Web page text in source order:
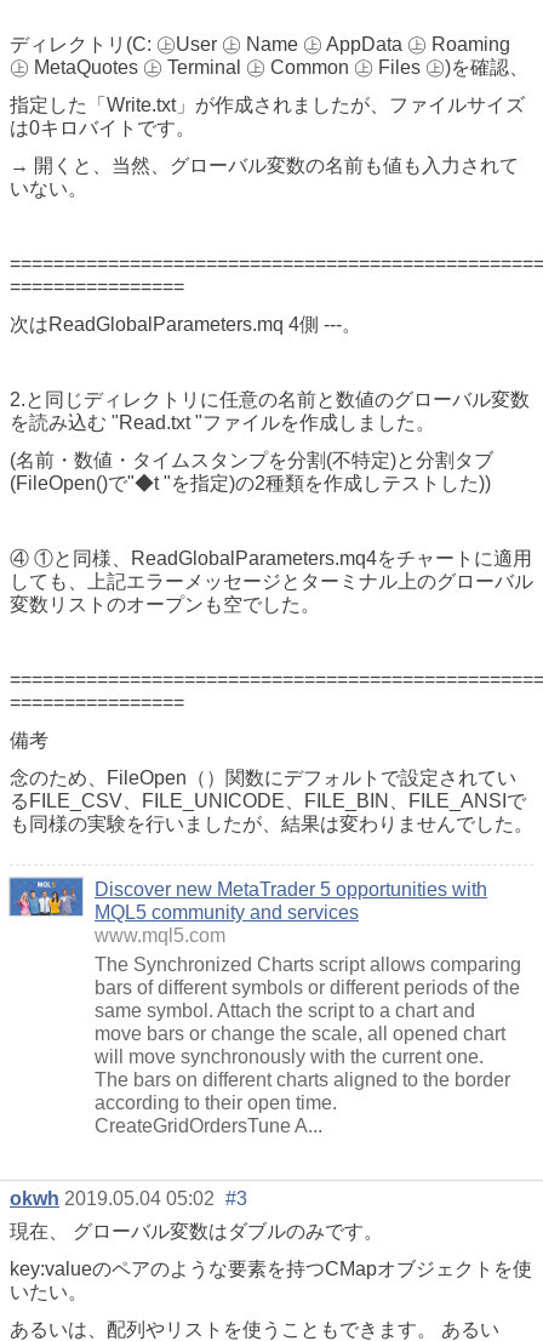
ディレクトリ(C: ㊤User ㊤ Name ㊤ AppData ㊤ Roaming
㊤ MetaQuotes ㊤ Terminal ㊤ Common ㊤ Files ㊤)を確認、
指定した「Write.txt」が作成されましたが、ファイルサイズ
は0キロバイトです。
→ 開くと、当然、グローバル変数の名前も値も入力されて
いない。
================
次はReadGlobalParameters.mq 4側 ---。
2.と同じディレクトリに任意の名前と数値のグローバル変数
を読み込む "Read.txt "ファイルを作成しました。
(名前・数値・タイムスタンプを分割(不特定)と分割タブ
(FileOpen()で"◆t "を指定)の2種類を作成しテストした))
④ ①と同様、ReadGlobalParameters.mq4をチャートに適用
しても、上記エラーメッセージとターミナル上のグローバル
変数リストのオープンも空でした。
================
備考
念のため、FileOpen（）関数にデフォルトで設定されてい
るFILE_CSV、FILE_UNICODE、FILE_BIN、FILE_ANSIで
も同様の実験を行いましたが、結果は変わりませんでした。
Discover new MetaTrader 5 opportunities with
MQL5 community and services
www.mql5.com
The Synchronized Charts script allows comparing
bars of different symbols or different periods of the
same symbol. Attach the script to a chart and
move bars or change the scale, all opened chart
will move synchronously with the current one.
The bars on different charts aligned to the border
according to their open time.
CreateGridOrdersTune A...
okwh 2019.05.04 05:02 #3
現在、 グローバル変数はダブルのみです。
key:valueのペアのような要素を持つCMapオブジェクトを使
いたい。
あるいは、配列やリストを使うこともできます。 あるい